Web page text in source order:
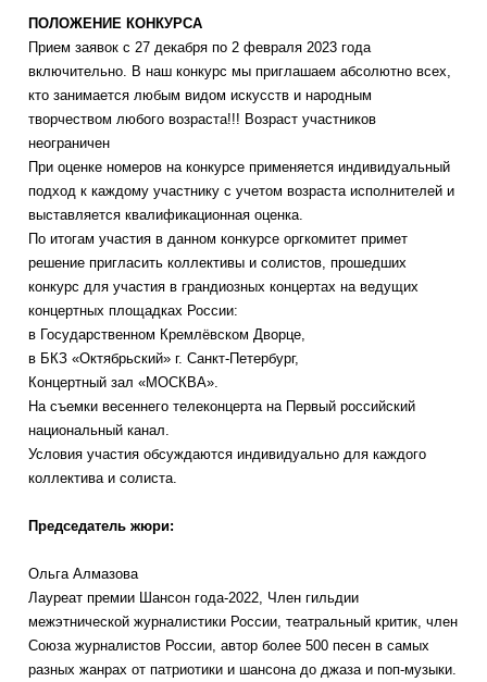
ПОЛОЖЕНИЕ КОНКУРСА
Прием заявок с 27 декабря по 2 февраля 2023 года
включительно. В наш конкурс мы приглашаем абсолютно всех,
кто занимается любым видом искусств и народным
творчеством любого возраста!!! Возраст участников
неограничен
При оценке номеров на конкурсе применяется индивидуальный
подход к каждому участнику с учетом возраста исполнителей и
выставляется квалификационная оценка.
По итогам участия в данном конкурсе оргкомитет примет
решение пригласить коллективы и солистов, прошедших
конкурс для участия в грандиозных концертах на ведущих
концертных площадках России:
в Государственном Кремлёвском Дворце,
в БКЗ «Октябрьский» г. Санкт-Петербург,
Концертный зал «МОСКВА».
На съемки весеннего телеконцерта на Первый российский
национальный канал.
Условия участия обсуждаются индивидуально для каждого
коллектива и солиста.
Председатель жюри:
Ольга Алмазова
Лауреат премии Шансон года-2022, Член гильдии
межэтнической журналистики России, театральный критик, член
Союза журналистов России, автор более 500 песен в самых
разных жанрах от патриотики и шансона до джаза и поп-музыки.